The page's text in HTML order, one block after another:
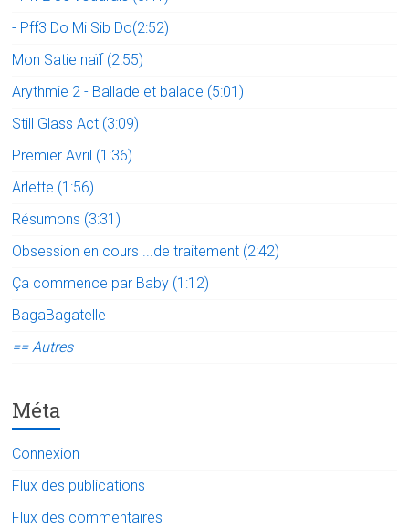
- Pff3 Do Mi Sib Do(2:52)
Mon Satie naïf (2:55)
Arythmie 2 - Ballade et balade (5:01)
Still Glass Act (3:09)
Premier Avril (1:36)
Arlette (1:56)
Résumons (3:31)
Obsession en cours ...de traitement (2:42)
Ça commence par Baby (1:12)
BagaBagatelle
== Autres
Méta
Connexion
Flux des publications
Flux des commentaires